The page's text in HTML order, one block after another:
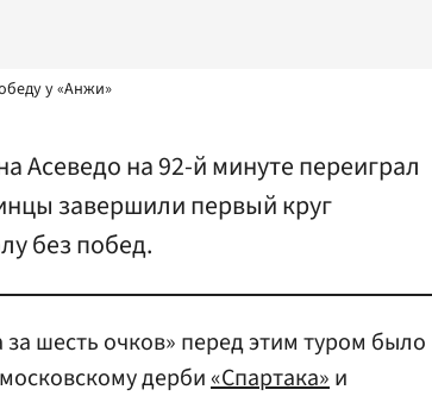
у «Анжи»
Асеведо на 92-й минуте переиграл
завершили первый круг
без побед.
шесть очков» перед этим туром было
дерби«Спартака»и